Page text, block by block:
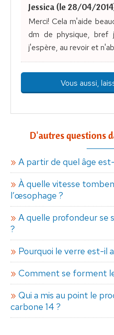
Jessica (le 28/04/
Merci! Cela m'aide
dm de physique, bref
j'espère, au revoir et
Vous aussi,
D'autres questions
A partir de quel âge
À quelle vitesse
l’œsophage ?
A quelle profondeur se
?
Pourquoi le verre est-il
Comment se forment
Qui a mis au point le
carbone 14 ?